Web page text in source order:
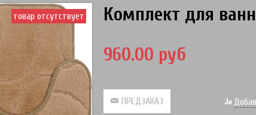
товар отсутствует
Комплект для
960.00 руб
ПРЕДЗАКАЗ